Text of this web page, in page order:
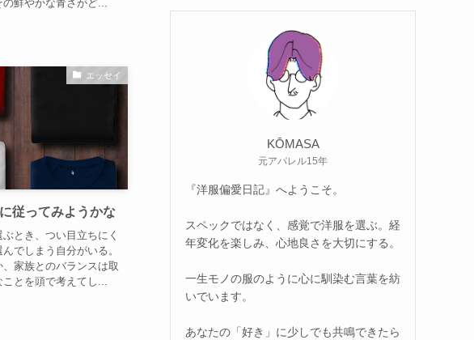
鮮やかな青さがど...
エッセイ
従ってみようかな
とき、つい目立ちにく
でしまう自分がいる。
家族とのバランスは取
とを頭で考えてし...
KŌMASA
元アパレル15年
『洋服偏愛日記』へようこそ。
スペックではなく、感覚で洋服を選ぶ。経
年変化を楽しみ、心地良さを大切にする。
一生モノの服のように心に馴染む言葉を紡
いでいます。
あなたの「好き」に少しでも共鳴できたら